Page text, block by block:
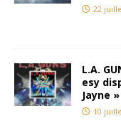
22
L.A.
esy
Jayne »
10